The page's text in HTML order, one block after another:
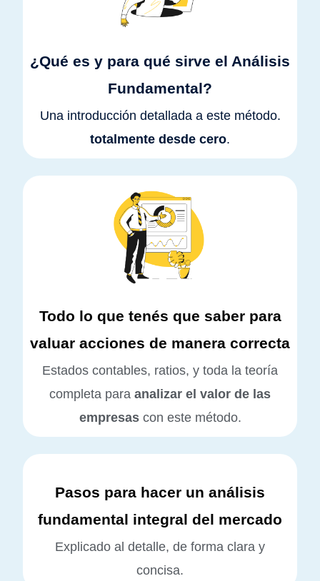
¿Qué es y para qué sirve el Análisis
Fundamental?
Una introducción detallada a este método.
totalmente desde cero.
Todo lo que tenés que saber para
valuar acciones de manera correcta
Estados contables, ratios, y toda la teoría
completa para analizar el valor de las
empresas con este método.
Pasos para hacer un análisis
fundamental integral del mercado
Explicado al detalle, de forma clara y
concisa.